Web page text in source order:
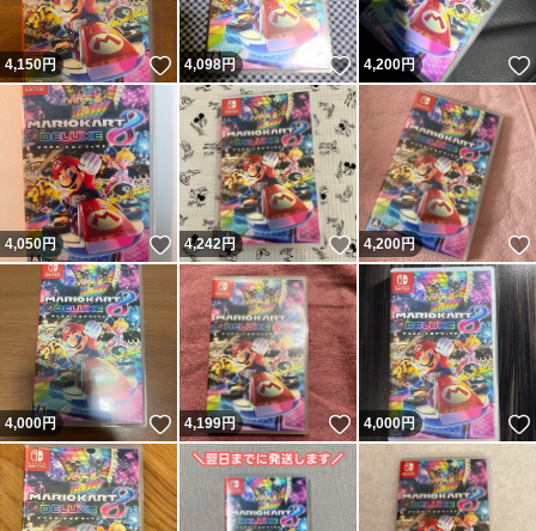
4,150円 いいね！
4,098円 いいね！
4,200円
4,050円 いいね！
4,242円 いいね！
4,200円
4,000円 いいね！
4,199円 いいね！
4,000円